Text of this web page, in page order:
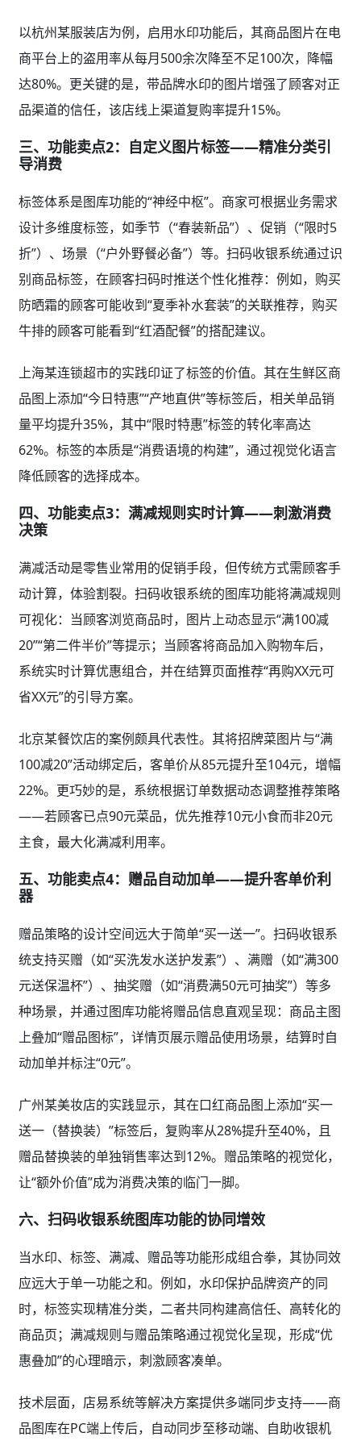
以杭州某服装店为例，启用水印功能后，其商品图片在电
商平台上的盗用率从每月500余次降至不足100次，降幅
达80%。更关键的是，带品牌水印的图片增强了顾客对正
品渠道的信任，该店线上渠道复购率提升15%。
三、功能卖点2：自定义图片标签——精准分类引
导消费
标签体系是图库功能的“神经中枢”。商家可根据业务需求
设计多维度标签，如季节（“春装新品”）、促销（“限时5
折”）、场景（“户外野餐必备”）等。扫码收银系统通过识
别商品标签，在顾客扫码时推送个性化推荐：例如，购买
防晒霜的顾客可能收到“夏季补水套装”的关联推荐，购买
牛排的顾客可能看到“红酒配餐”的搭配建议。
上海某连锁超市的实践印证了标签的价值。其在生鲜区商
品图上添加“今日特惠”“产地直供”等标签后，相关单品销
量平均提升35%，其中“限时特惠”标签的转化率高达
62%。标签的本质是“消费语境的构建”，通过视觉化语言
降低顾客的选择成本。
四、功能卖点3：满减规则实时计算——刺激消费
决策
满减活动是零售业常用的促销手段，但传统方式需顾客手
动计算，体验割裂。扫码收银系统的图库功能将满减规则
可视化：当顾客浏览商品时，图片上动态显示“满100减
20”“第二件半价”等提示；当顾客将商品加入购物车后，
系统实时计算优惠组合，并在结算页面推荐“再购XX元可
省XX元”的引导方案。
北京某餐饮店的案例颇具代表性。其将招牌菜图片与“满
100减20”活动绑定后，客单价从85元提升至104元，增幅
22%。更巧妙的是，系统根据订单数据动态调整推荐策略
——若顾客已点90元菜品，优先推荐10元小食而非20元
主食，最大化满减利用率。
五、功能卖点4：赠品自动加单——提升客单价利
器
赠品策略的设计空间远大于简单“买一送一”。扫码收银系
统支持买赠（如“买洗发水送护发素”）、满赠（如“满300
元送保温杯”）、抽奖赠（如“消费满50元可抽奖”）等多
种场景，并通过图库功能将赠品信息直观呈现：商品主图
上叠加“赠品图标”，详情页展示赠品使用场景，结算时自
动加单并标注“0元”。
广州某美妆店的实践显示，其在口红商品图上添加“买一
送一（替换装）”标签后，复购率从28%提升至40%，且
赠品替换装的单独销售率达到12%。赠品策略的视觉化，
让“额外价值”成为消费决策的临门一脚。
六、扫码收银系统图库功能的协同增效
当水印、标签、满减、赠品等功能形成组合拳，其协同效
应远大于单一功能之和。例如，水印保护品牌资产的同
时，标签实现精准分类，二者共同构建高信任、高转化的
商品页；满减规则与赠品策略通过视觉化呈现，形成“优
惠叠加”的心理暗示，刺激顾客凑单。
技术层面，店易系统等解决方案提供多端同步支持——商
品图库在PC端上传后，自动同步至移动端、自助收银机